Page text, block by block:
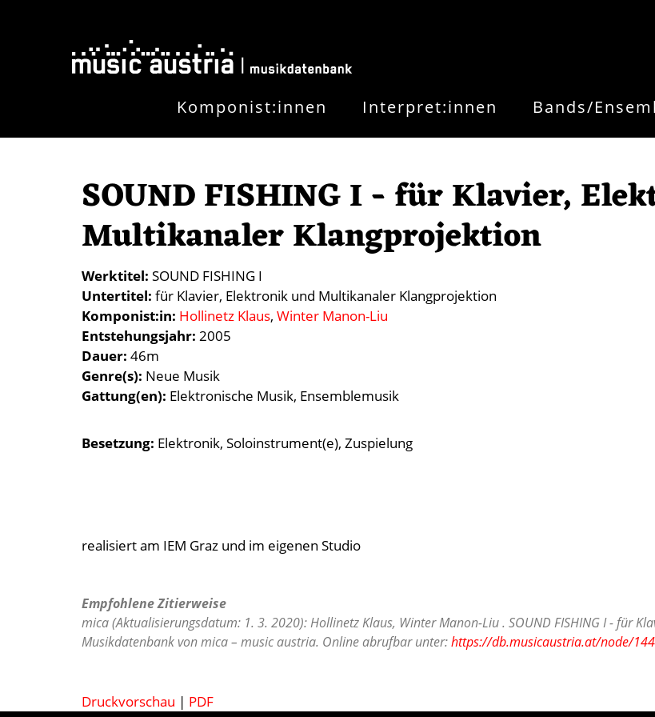
Komponist:innen Interpret:innen Bands/
SOUND FISHING I - für Klavier,
Multikanaler Klangprojektion
Werktitel SOUND FISHING I
Untertitel für Klavier, Elektronik und Multikanaler Klangprojektion
Komponist:in Hollinetz Klaus Winter Manon-Liu
Entstehungsjahr 2005
Dauer 46m
Genre(s) Neue Musik
Gattung(en) Elektronische Musik Ensemblemusik
Besetzung Elektronik Soloinstrument(e) Zuspielung
realisiert am IEM Graz und im eigenen Studio
Empfohlene Zitierweise
mica (Aktualisierungsdatum: 1. 3. 2020): Hollinetz Klaus, Winter Manon-Liu . SOUND FISHING I - für
Musikdatenbank von mica – music austria. Online abrufbar unter:https://db.musicaustria.at/node/
Druckvorschau | PDF